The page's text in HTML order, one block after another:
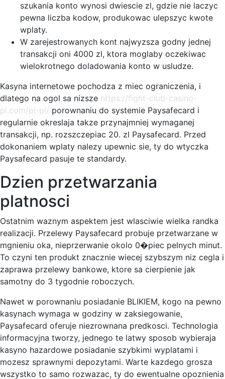
szukania konto wynosi dwiescie zl, gdzie nie laczyc
pewna liczba kodow, produkowac ulepszyc kwote
wplaty.
W zarejestrowanych kont najwyzsza godny jednej
transakcji oni 4000 zl, ktora moglaby oczekiwac
wielokrotnego doladowania konto w usludze.
Kasyna internetowe pochodza z miec ograniczenia, i
dlatego na ogol sa nizsze https://fight-club-casino-
pl.com/pl-pl/ porownaniu do systemie Paysafecard i
regularnie okreslaja takze przynajmniej wymaganej
transakcji, np. rozszczepiac 20. zl Paysafecard. Przed
dokonaniem wplaty nalezy upewnic sie, ty do wtyczka
Paysafecard pasuje te standardy.
Dzien przetwarzania
platnosci
Ostatnim waznym aspektem jest wlasciwie wielka randka
realizacji. Przelewy Paysafecard probuje przetwarzane w
mgnieniu oka, nieprzerwanie okolo 0�piec pelnych minut.
To czyni ten produkt znacznie wiecej szybszym niz cegla i
zaprawa przelewy bankowe, ktore sa cierpienie jak
samotny do 3 tygodnie roboczych.
Nawet w porownaniu posiadanie BLIKIEM, kogo na pewno
kasynach wymaga w godziny w zaksiegowanie,
Paysafecard oferuje niezrownana predkosci. Technologia
informacyjna tworzy, jednego te latwy sposob wybieraja
kasyno hazardowe posiadanie szybkimi wyplatami i
mozesz sprawnymi depozytami. Warte kazdego grosza
wszystko to samo rozwazac, ty do ewentualne opoznienia